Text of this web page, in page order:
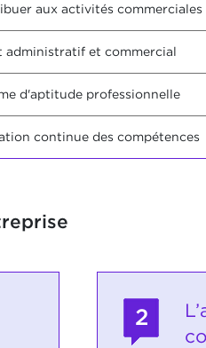
aux activités commerciales
administratif et commercial
d'aptitude professionnelle
continue des compétences
2